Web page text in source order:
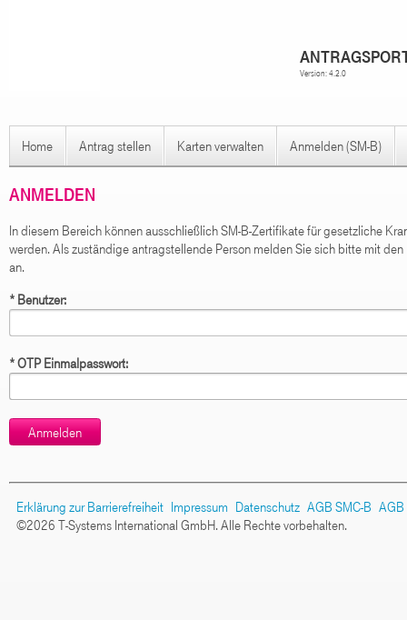
Version: 4.2.0
Home Antrag stellen Karten verwalten Anmelden (SM-B)
ANMELDEN
In diesem Bereich können ausschließlich SM-B-Zertifikate für gesetzliche
werden. Als zuständige antragstellende Person melden Sie sich bitte mit
an.
* Benutzer:
*OTP Einmalpasswort:
Erklärung zur Barrierefreiheit Impressum Datenschutz AGB SMC-B AGB
©2026 T-Systems International GmbH. Alle Rechte vorbehalten.